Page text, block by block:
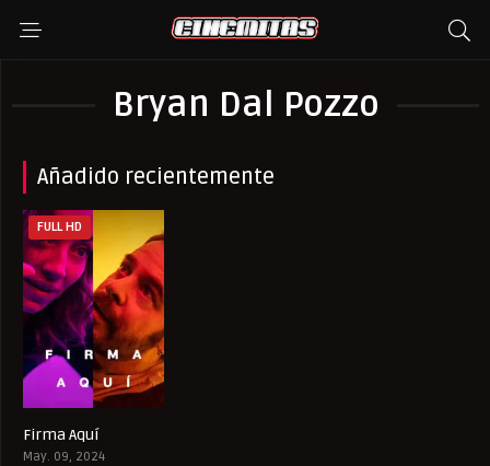
Bryan Dal Pozzo
Añadido recientemente
FULL HD
Firma Aquí
May. 09, 2024